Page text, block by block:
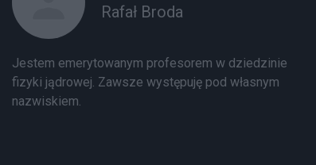
Rafał Broda
Jestem emerytowanym profesorem w dziedzinie
fizyki jądrowej. Zawsze występuję pod własnym
nazwiskiem.